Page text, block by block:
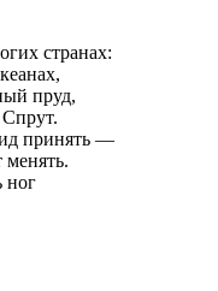
странах:
пруд,
принять —
менять.
ног